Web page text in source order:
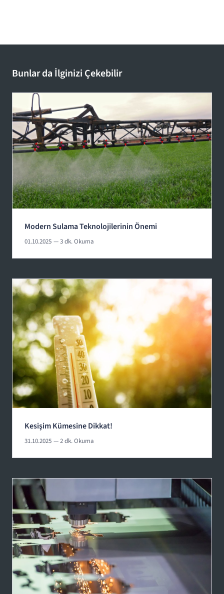
Bunlar da İlginizi Çekebilir
Modern Sulama Teknolojilerinin Önemi
01.10.2025 — 3 dk. Okuma
Kesişim Kümesine Dikkat!
31.10.2025 — 2 dk. Okuma